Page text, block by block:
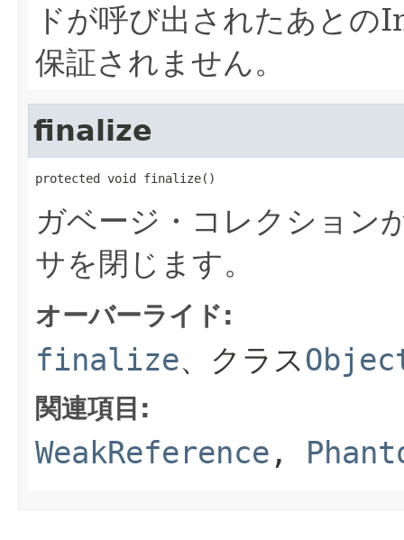
ドが呼び出されたあと
保証されません。
finalize
protected void finalize()
ガベージ・コレクション
サを閉じます。
オーバーライド:
finalize、クラス
関連項目:
WeakReference ,